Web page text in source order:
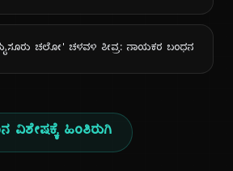
ಚಲೋ' ಚಳವಳಿ ತೀವ್ರ: ನಾಯಕರ ಬಂಧನ
ವಿಶೇಷಕ್ಕೆ ಹಿಂತಿರುಗಿ